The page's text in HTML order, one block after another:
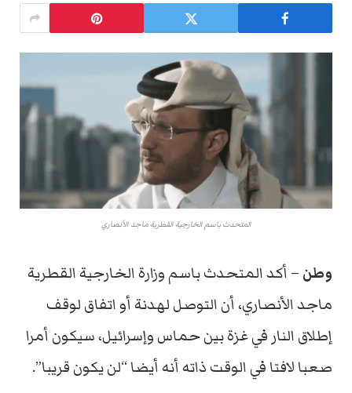
المتحدث باسم الخارجية القطرية ماجد الأنصاري
وطن – أكد المتحدث باسم وزارة الخارجية القطرية
ماجد الأنصاري، أن التوصل لهدنة أو اتفاق لوقف
إطلاق النار في غزة بين حماس وإسرائيل، سيكون أمرا
صعبا لافتا في الوقت ذاته أنه أيضا “لن يكون قريبا”.